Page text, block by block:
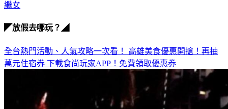
繼女
◤放假去哪玩？◢
全台熱門活動、人氣攻略一次看！ 高雄美食優惠開搶！再抽
萬元住宿券 下載食尚玩家APP！免費領取優惠券